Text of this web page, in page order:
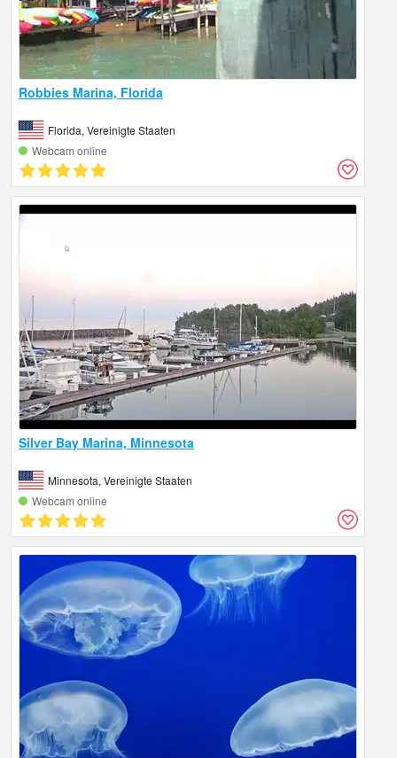
Robbies Marina, Florida
Florida, Vereinigte Staaten
Webcam online
Silver Bay Marina, Minnesota
Minnesota, Vereinigte Staaten
Webcam online